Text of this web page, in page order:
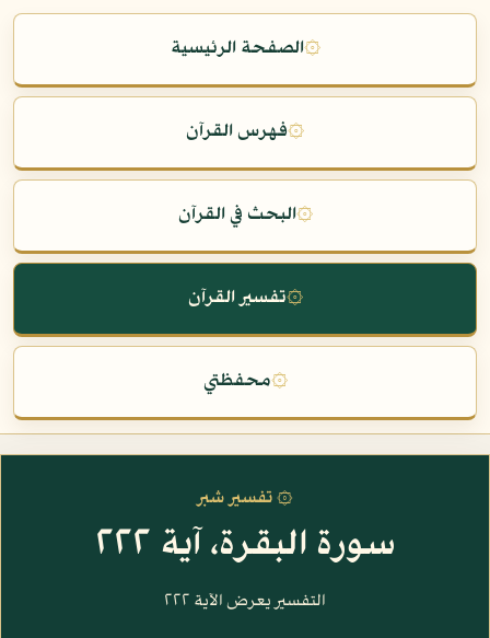
۞الصفحة الرئيسية
۞فهرس القرآن
۞البحث في القرآن
۞تفسير القرآن
۞محفظتي
۞ تفسير شبر
سورة البقرة، آية ٢٢٢
التفسير يعرض الآية ٢٢٢